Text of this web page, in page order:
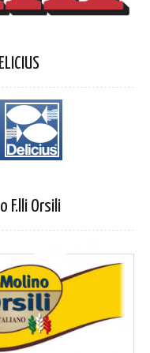
F.lli Orsili